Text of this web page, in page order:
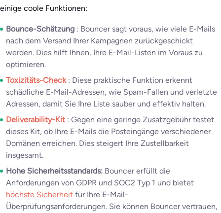
einige coole Funktionen:
Bounce-Schätzung : Bouncer sagt voraus, wie viele E-Mails
nach dem Versand Ihrer Kampagnen zurückgeschickt
werden. Dies hilft Ihnen, Ihre E-Mail-Listen im Voraus zu
optimieren.
Toxizitäts-Check : Diese praktische Funktion erkennt
schädliche E-Mail-Adressen, wie Spam-Fallen und verletzte
Adressen, damit Sie Ihre Liste sauber und effektiv halten.
Deliverability-Kit : Gegen eine geringe Zusatzgebühr testet
dieses Kit, ob Ihre E-Mails die Posteingänge verschiedener
Domänen erreichen. Dies steigert Ihre Zustellbarkeit
insgesamt.
Hohe Sicherheitsstandards: Bouncer erfüllt die
Anforderungen von GDPR und SOC2 Typ 1 und bietet
höchste Sicherheit für Ihre E-Mail-
Überprüfungsanforderungen. Sie können Bouncer vertrauen,